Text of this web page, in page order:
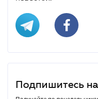
Подпишитесь